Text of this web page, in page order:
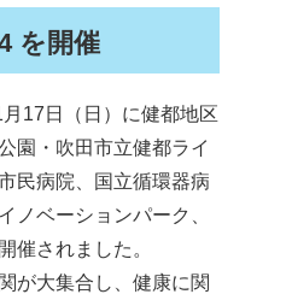
事例 役立ち情報
を開催
17日（日）に健都地区
園・吹田市立健都ライ
民病院、国立循環器病
ノベーションパーク、
催されました。
が大集合し、健康に関